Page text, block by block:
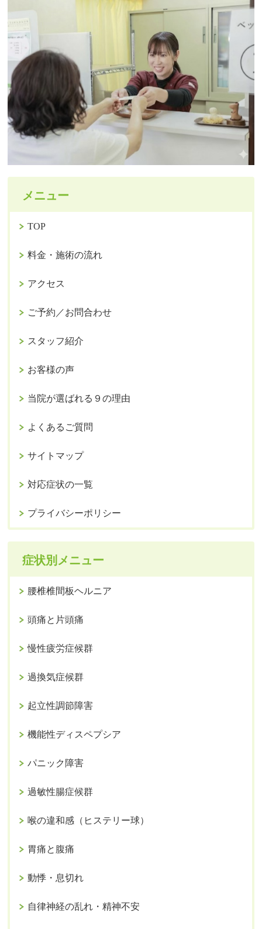
メニュー
TOP
料金・施術の流れ
アクセス
ご予約／お問合わせ
スタッフ紹介
お客様の声
当院が選ばれる９の理由
よくあるご質問
サイトマップ
対応症状の一覧
プライバシーポリシー
症状別メニュー
腰椎椎間板ヘルニア
頭痛と片頭痛
慢性疲労症候群
過換気症候群
起立性調節障害
機能性ディスペプシア
パニック障害
過敏性腸症候群
喉の違和感（ヒステリー球）
胃痛と腹痛
動悸・息切れ
自律神経の乱れ・精神不安